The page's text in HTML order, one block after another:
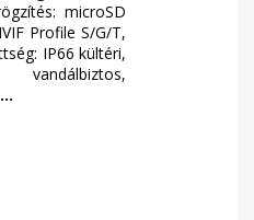
microSD
Profile S/G/T,
IP66 kültéri,